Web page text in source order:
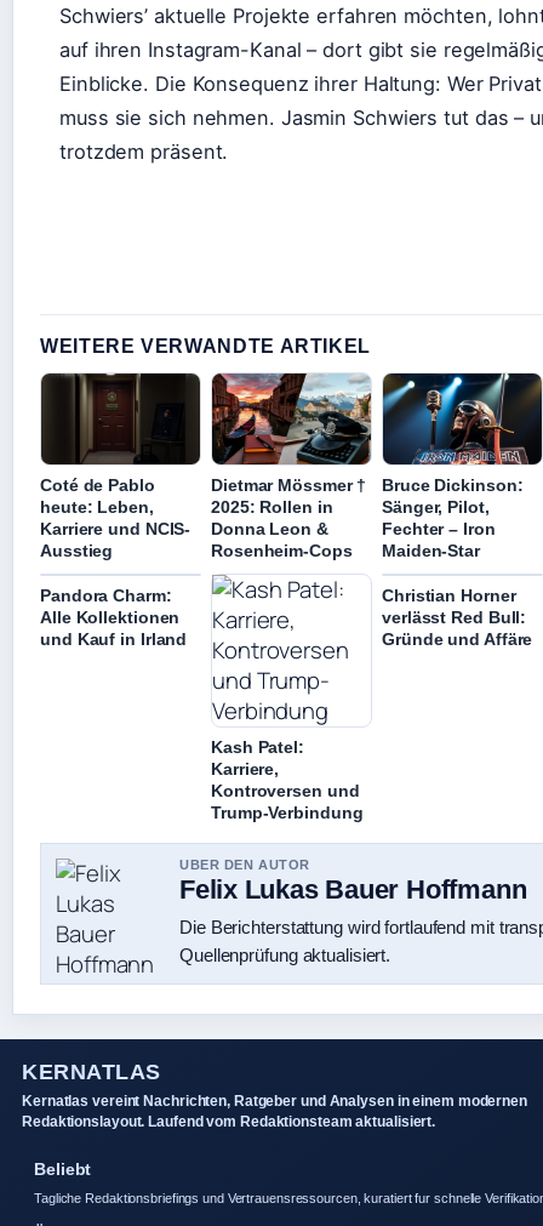
Schwiers’ aktuelle Projekte erfahren möchten,
auf ihren Instagram-Kanal – dort gibt sie
Einblicke. Die Konsequenz ihrer Haltung: Wer
muss sie sich nehmen. Jasmin Schwiers tut das –
trotzdem präsent.
WEITERE VERWANDTE ARTIKEL
Coté de Pablo
heute: Leben,
Karriere und NCIS-
Ausstieg
Dietmar Mössmer †
2025: Rollen in
Donna Leon &
Rosenheim-Cops
Bruce Dickinson:
Sänger, Pilot,
Fechter – Iron
Maiden-Star
Pandora Charm:
Alle Kollektionen
und Kauf in Irland
Kash Patel:
Karriere,
Kontroversen und
Trump-Verbindung
Christian Horner
verlässt Red Bull:
Gründe und Affäre
UBER DEN AUTOR
Felix Lukas Bauer Hoffmann
Die Berichterstattung wird fortlaufend mit
Quellenprüfung aktualisiert.
KERNATLAS
Kernatlas vereint Nachrichten, Ratgeber und Analysen in einem modernen
Redaktionslayout. Laufend vom Redaktionsteam aktualisiert.
Beliebt
Tagliche Redaktionsbriefings und Vertrauensressourcen, kuratiert fur schnelle